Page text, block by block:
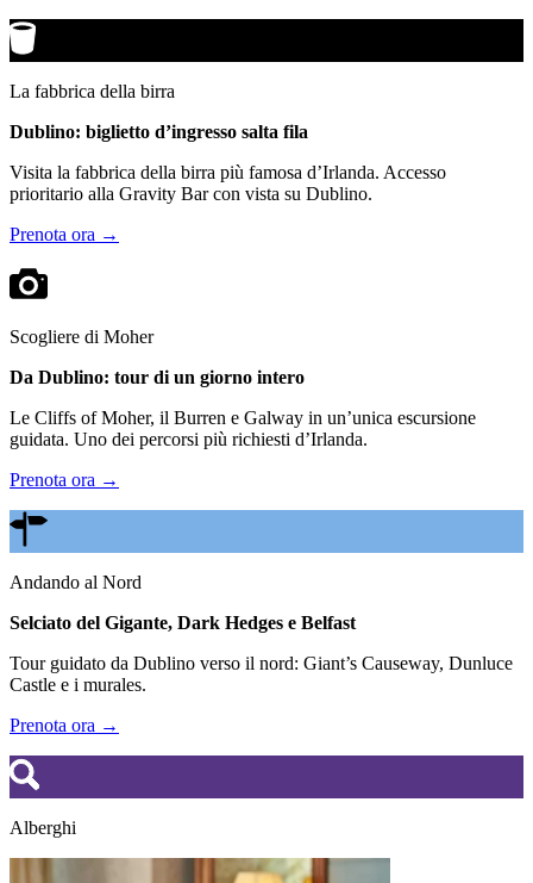
La fabbrica della birra
Dublino: biglietto d’ingresso salta fila
Visita la fabbrica della birra più famosa d’Irlanda. Accesso
prioritario alla Gravity Bar con vista su Dublino.
Prenota ora →
Scogliere di Moher
Da Dublino: tour di un giorno intero
Le Cliffs of Moher, il Burren e Galway in un’unica escursione
guidata. Uno dei percorsi più richiesti d’Irlanda.
Prenota ora →
Andando al Nord
Selciato del Gigante, Dark Hedges e Belfast
Tour guidato da Dublino verso il nord: Giant’s Causeway, Dunluce
Castle e i murales.
Prenota ora →
Alberghi